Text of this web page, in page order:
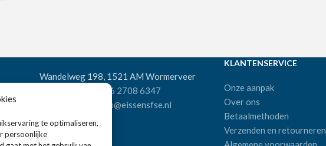
te optimaliseren,
persoonlijke
Wandelweg 198, 1521 AM Wormerveer
+31 6 2708 6347
verkoop@eissensfse.nl
KLANTENSERVICE
Onze aanpak
Over ons
Betaalmethoden
Verzenden en retourneren